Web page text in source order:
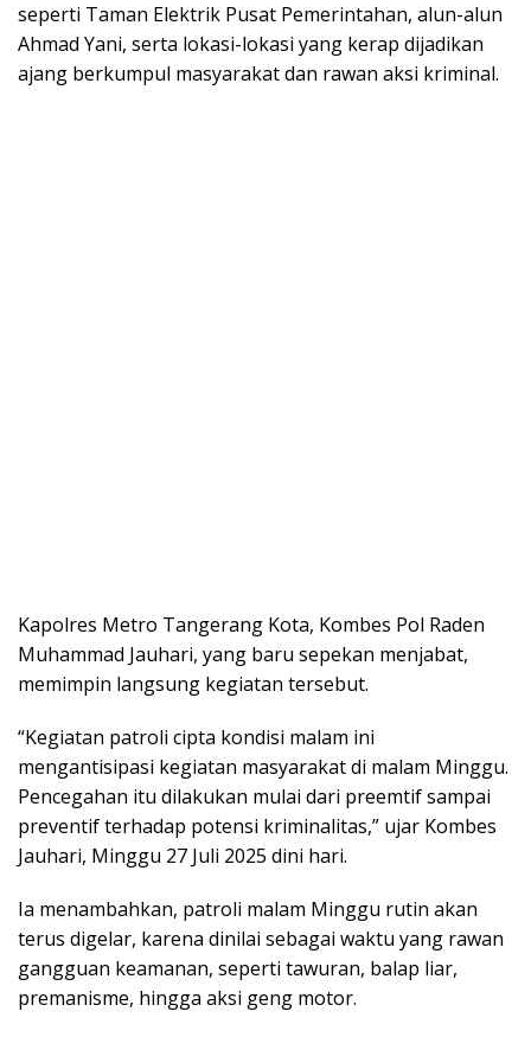
seperti Taman Elektrik Pusat Pemerintahan, alun-alun
Ahmad Yani, serta lokasi-lokasi yang kerap dijadikan
ajang berkumpul masyarakat dan rawan aksi kriminal.
Kapolres Metro Tangerang Kota, Kombes Pol Raden
Muhammad Jauhari, yang baru sepekan menjabat,
memimpin langsung kegiatan tersebut.
“Kegiatan patroli cipta kondisi malam ini
mengantisipasi kegiatan masyarakat di malam Minggu.
Pencegahan itu dilakukan mulai dari preemtif sampai
preventif terhadap potensi kriminalitas,” ujar Kombes
Jauhari, Minggu 27 Juli 2025 dini hari.
Ia menambahkan, patroli malam Minggu rutin akan
terus digelar, karena dinilai sebagai waktu yang rawan
gangguan keamanan, seperti tawuran, balap liar,
premanisme, hingga aksi geng motor.